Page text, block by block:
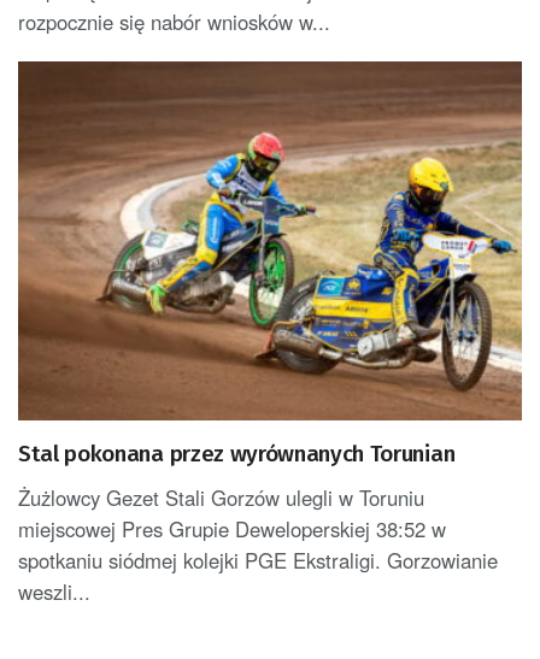
rozpocznie się nabór wniosków w...
Stal pokonana przez wyrównanych Torunian
Żużlowcy Gezet Stali Gorzów ulegli w Toruniu
miejscowej Pres Grupie Deweloperskiej 38:52 w
spotkaniu siódmej kolejki PGE Ekstraligi. Gorzowianie
weszli...